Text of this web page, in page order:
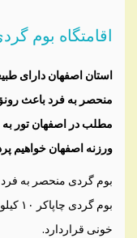
اقامتگاه بوم
استان اصفهان دارای
منحصر به فرد باعث
مطلب در اصفهان تور به
ورزنه اصفهان خواهیم
بوم گردی منحصر به فرد
خونی قراردارد.